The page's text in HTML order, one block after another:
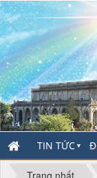
TIN TỨC ▼